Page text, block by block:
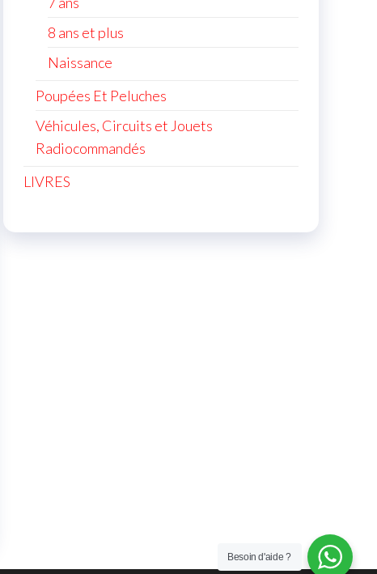
8 ans et plus
Naissance
Poupées Et Peluches
Véhicules, Circuits et Jouets
Radiocommandés
LIVRES
Besoin d'aide ?